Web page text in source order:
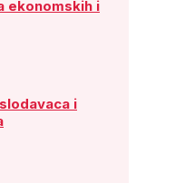
ekonomskih i
i